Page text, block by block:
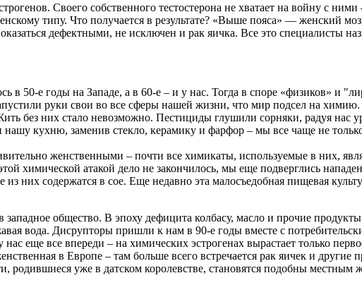
Своего собственного тестостерона не хватает на войну с
типу. Что получается в результате? «Выше пояса» — женский
дефектными, не исключен и рак яичка. Все это специалисты
в 50-е годы на Западе, а в 60-е – и у нас. Тогда в споре «физиков» и
руки свои во все сферы нашей жизни, что мир подсел на химию.
без них стало невозможно. Пестициды глушили сорняки, радуя нас
кухню, заменив стекло, керамику и фарфор – мы все чаще не
женственными – почти все химикаты, используемые в них,
химической атакой дело не закончилось, мы еще подверглись
содержатся в сое. Еще недавно эта малосъедобная пищевая
общество. В эпоху дефицита колбасу, масло и прочие
вода. Дисрупторы пришли к нам в 90-е годы вместе с
еще все впереди – на химических эстрогенах вырастает только
в Европе – там больше всего встречается рак яичек и другие
уже в датском королевстве, становятся подобны местным